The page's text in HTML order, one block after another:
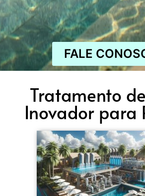
FALE
Tratamento
Inovador para